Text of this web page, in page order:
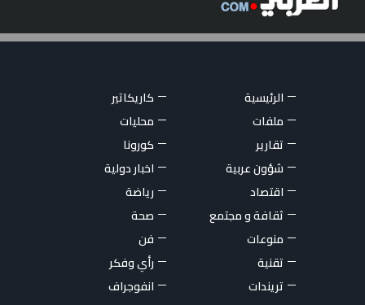
الرئيسية
كاريكاتير
ملفات
محليات
تقارير
كورونا
شؤون عربية
اخبار دولية
اقتصاد
رياضة
ثقافة و مجتمع
صحة
منوعات
فن
تقنية
رأي وفكر
تريندات
انفوجراف